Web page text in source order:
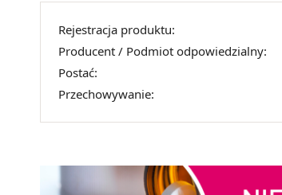
Rejestracja produktu:
Producent / Podmiot odpowiedzialny:
Postać:
Przechowywanie: